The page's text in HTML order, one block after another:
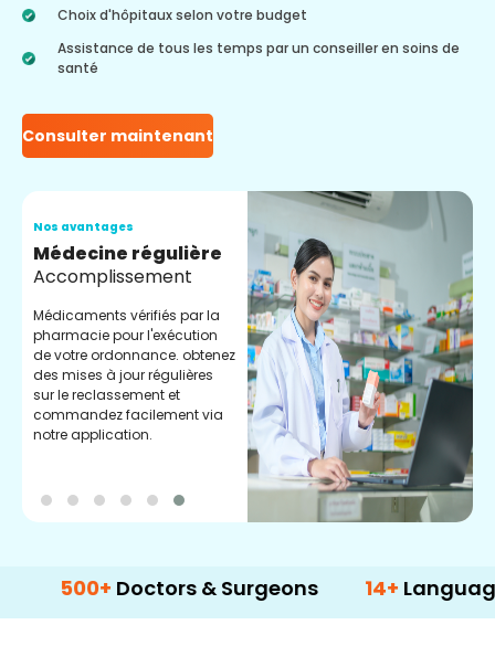
Choix d'hôpitaux selon votre budget
Assistance de tous les temps par un conseiller en soins de
santé
Consulter maintenant
Nos avantages
Médecine régulière
Accomplissement
Médicaments vérifiés par la
pharmacie pour l'exécution
de votre ordonnance. obtenez
des mises à jour régulières
sur le reclassement et
commandez facilement via
notre application.
Doctors & Surgeons 14+ Language